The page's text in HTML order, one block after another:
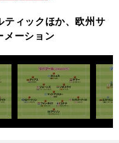
ィックほか、欧州サ
メーション